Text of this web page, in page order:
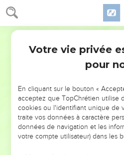
NE MANQUEZ PAS
DE
ET SI LEURS ERREURS
VOTRES
Votre vie privée
pour
En cliquant sur le bouton «
acceptez que TopChrétien utilise
cookies ou l'identifiant unique de
traite vos données à caractère
données de navigation et les
votre compte utilisateur) dans les